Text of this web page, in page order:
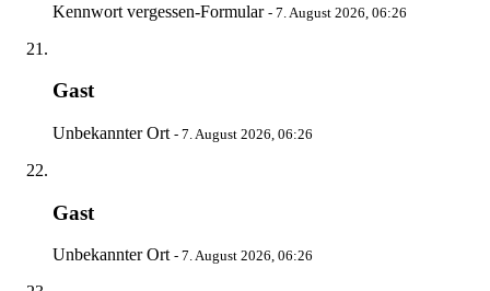
Kennwort vergessen-Formular - 7. August 2026, 06:26
Gast
Unbekannter Ort - 7. August 2026, 06:26
Gast
Unbekannter Ort - 7. August 2026, 06:26